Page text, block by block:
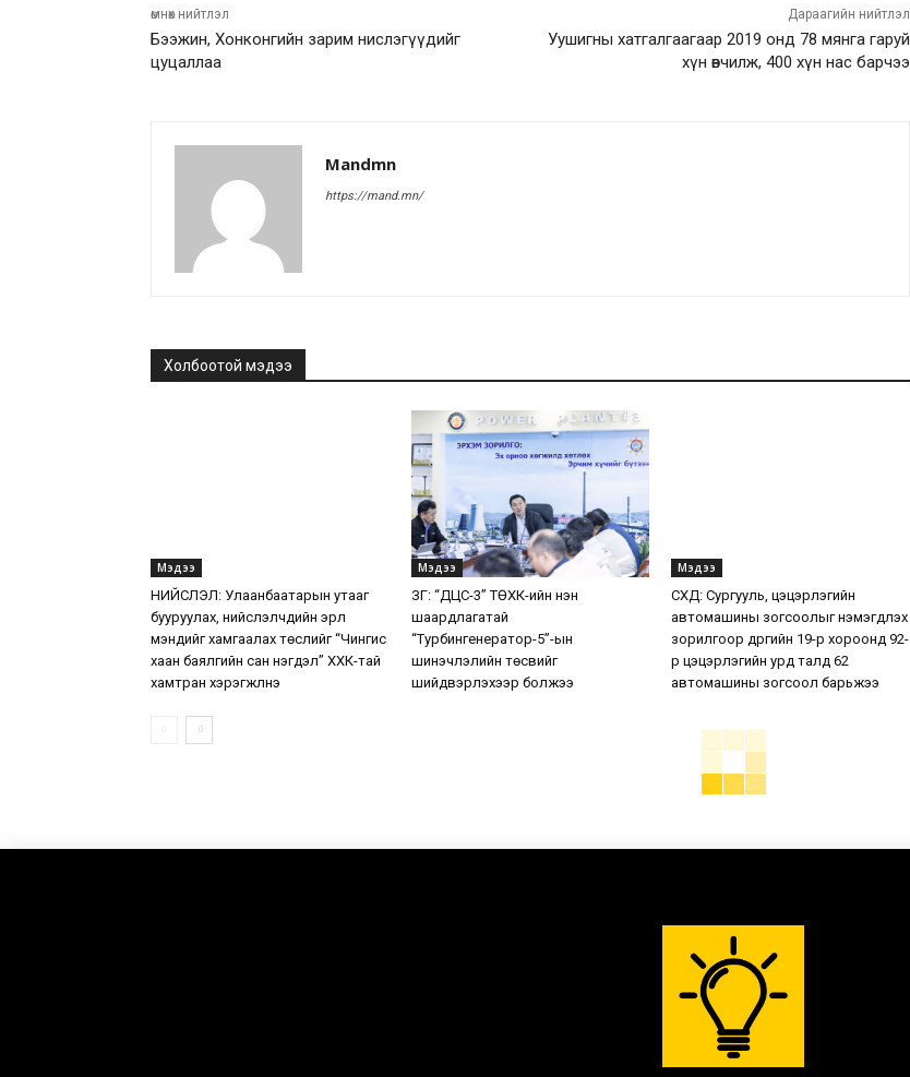
өмнөх нийтлэл
Бээжин, Хонконгийн зарим нислэгүүдийг
цуцаллаа
Дараагийн нийтлэл
Уушигны хатгалгаагаар 2019 онд 78 мянга гаруй
хүн өвчилж, 400 хүн нас барчээ
Mandmn
https://mand.mn/
Холбоотой мэдээ
Мэдээ
НИЙСЛЭЛ: Улаанбаатарын утааг
бууруулах, нийслэлчүүдийн эрүүл
мэндийг хамгаалах төслийг “Чингис
хаан баялгийн сан нэгдэл” ХХК-тай
хамтран хэрэгжүүлнэ
Мэдээ
ЗГ: “ДЦС-3” ТӨХК-ийн нэн
шаардлагатай
“Турбингенератор-5”-ын
шинэчлэлийн төсвийг
шийдвэрлэхээр болжээ
Мэдээ
СХД: Сургууль, цэцэрлэгийн
автомашины зогсоолыг нэмэгдүүлэх
зорилгоор дүүргийн 19-р хороонд 92-
р цэцэрлэгийн урд талд 62
автомашины зогсоол барьжээ